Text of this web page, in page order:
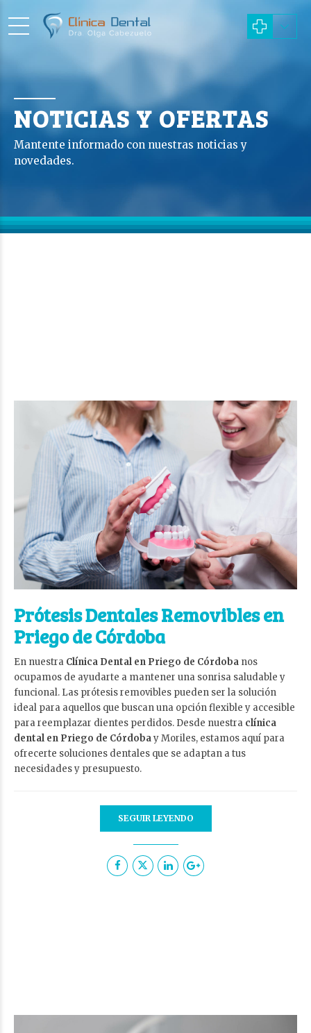
NOTICIAS Y OFERTAS
Mantente informado con nuestras noticias y
novedades.
Prótesis Dentales Removibles en
Priego de Córdoba
En nuestra Clínica Dental en Priego de Córdoba nos
ocupamos de ayudarte a mantener una sonrisa saludable y
funcional. Las prótesis removibles pueden ser la solución
ideal para aquellos que buscan una opción flexible y accesible
para reemplazar dientes perdidos. Desde nuestra clínica
dental en Priego de Córdobay Moriles, estamos aquí para
ofrecerte soluciones dentales que se adaptan a tus
necesidades y presupuesto.
SEGUIR LEYENDO